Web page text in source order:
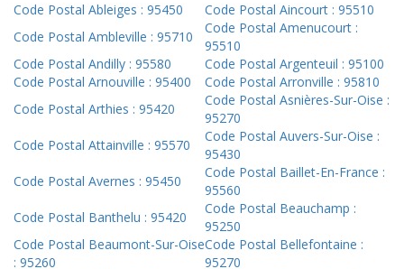
Code Postal Ableiges : 95450
Code Postal Aincourt : 95510
Code Postal Ambleville : 95710
Code Postal Amenucourt :
95510
Code Postal Andilly : 95580
Code Postal Argenteuil : 95100
Code Postal Arnouville : 95400
Code Postal Arronville : 95810
Code Postal Arthies : 95420
Code Postal Asnières-Sur-Oise :
95270
Code Postal Attainville : 95570
Code Postal Auvers-Sur-Oise :
95430
Code Postal Avernes : 95450
Code Postal Baillet-En-France :
95560
Code Postal Banthelu : 95420
Code Postal Beauchamp :
95250
Code Postal Beaumont-Sur-Oise
: 95260
Code Postal Bellefontaine :
95270